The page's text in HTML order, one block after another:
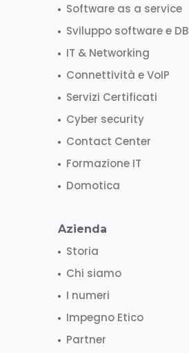
Software as a service
Sviluppo software e DB
IT & Networking
Connettività e VoIP
Servizi Certificati
Cyber security
Contact Center
Formazione IT
Domotica
Azienda
Storia
Chi siamo
I numeri
Impegno Etico
Partner